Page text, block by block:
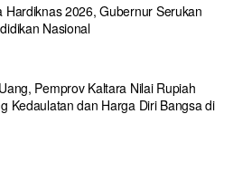
Hardiknas 2026, Gubernur Serukan
Nasional
Pemprov Kaltara Nilai Rupiah
Kedaulatan dan Harga Diri Bangsa di